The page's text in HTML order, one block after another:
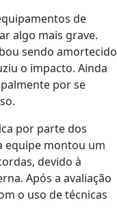
de
algo mais grave.
sendo amortecido
o impacto. Ainda
por se
por parte dos
equipe montou um
devido à
Após a avaliação
o uso de técnicas